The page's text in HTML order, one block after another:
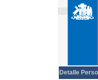
Detalle